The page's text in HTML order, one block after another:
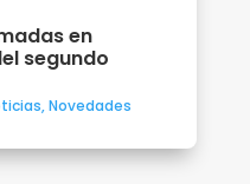
en
segundo
,Novedades